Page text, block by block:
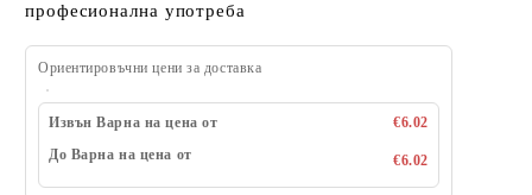
професионална употреба
Ориентировъчни цени за доставка
Извън Варна на цена от
€6.02
До Варна на цена от
€6.02